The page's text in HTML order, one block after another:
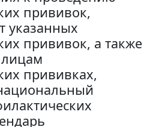
прививок,
указанных
прививок, а также
прививках,